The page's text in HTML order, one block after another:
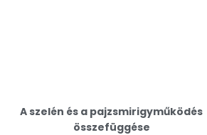
A szelén és a pajzsmirigyműködés
összefüggése